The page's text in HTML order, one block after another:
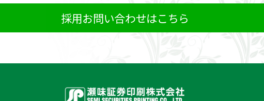
採用お問い合わせはこちら